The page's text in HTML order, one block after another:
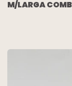
M/LARGA